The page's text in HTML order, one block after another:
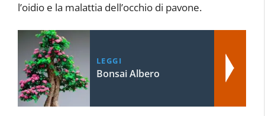
l’oidio e la malattia dell’occhio di pavone.
LEGGI
Bonsai Albero